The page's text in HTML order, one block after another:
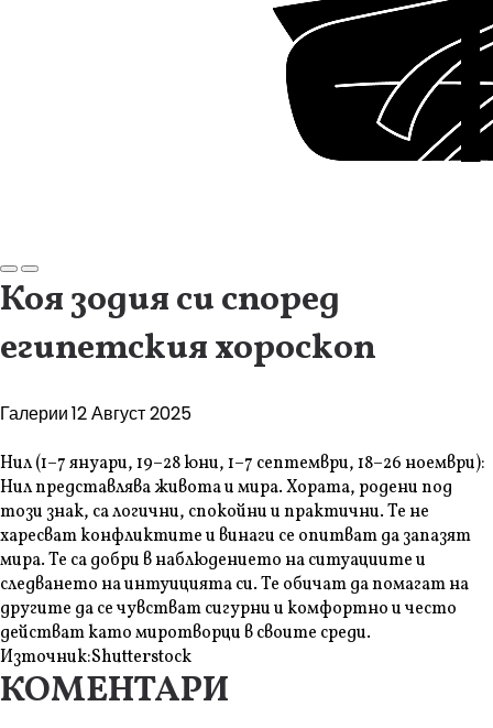
Коя зодия си според
египетския хороскоп
Галерии12 Август 2025
Нил (1–7 януари, 19–28 юни, 1–7 септември, 18–26 ноември):
Нил представлява живота и мира. Хората, родени под
този знак, са логични, спокойни и практични. Те не
харесват конфликтите и винаги се опитват да запазят
мира. Те са добри в наблюдението на ситуациите и
следването на интуицията си. Те обичат да помагат на
другите да се чувстват сигурни и комфортно и често
действат като миротворци в своите среди.
Източник:Shutterstock
КОМЕНТАРИ